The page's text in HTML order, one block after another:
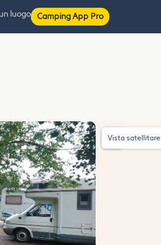
luogo Camping App Pro
Vista satellitare